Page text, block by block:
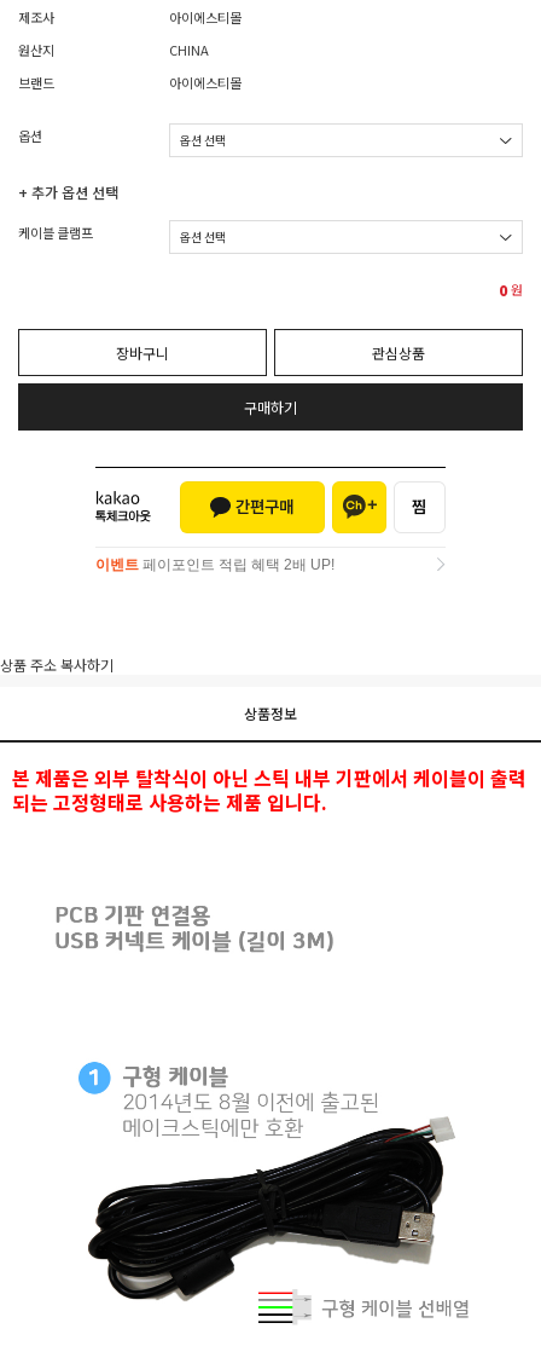
제조사
아이에스티몰
원산지
CHINA
브랜드
아이에스티몰
옵션
+ 추가 옵션 선택
케이블 클램프
0원
장바구니 관심상품
구매하기
이벤트 페이포인트 적립 혜택 2배 UP!
상품 주소 복사하기
상품정보
본 제품은 외부 탈착식이 아닌 스틱 내부 기판에서 케이블이 출력
되는 고정형태로 사용하는 제품 입니다.